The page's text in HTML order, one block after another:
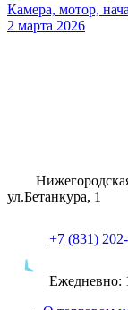
Камера, мотор,
2 марта 2026
ул.Бетанкура, 1
+7 (831)
Ежедневно: